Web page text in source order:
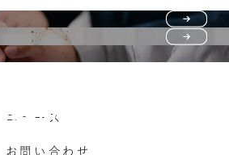
質問
ニュース
お問い合わせ